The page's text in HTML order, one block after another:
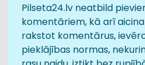
Pilseta24.lv neatbild
komentāriem, kā arī
rakstot komentārus,
pieklājības normas,